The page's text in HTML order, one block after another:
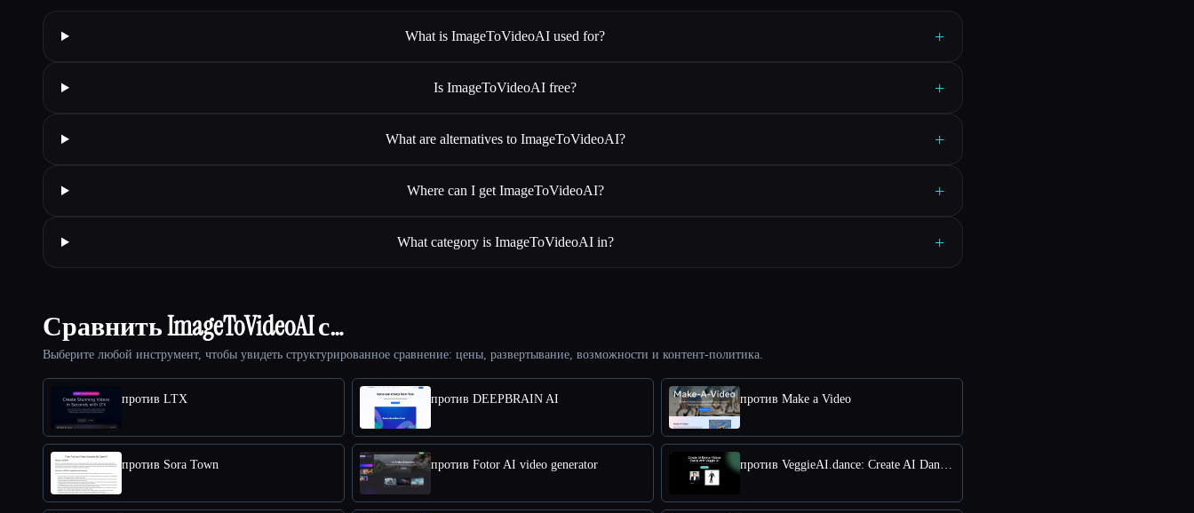
What is ImageToVideoAI used for? +
Is ImageToVideoAI free? +
What are alternatives to ImageToVideoAI? +
Where can I get ImageToVideoAI? +
What category is ImageToVideoAI in? +
Сравнить ImageToVideoAI с…
Выберите любой инструмент, чтобы увидеть структурированное сравнение: цены, развертывание, возможности и контент-политика.
против LTX против DEEPBRAIN AI против Make a Video
против Sora Town против Fotor AI video generator